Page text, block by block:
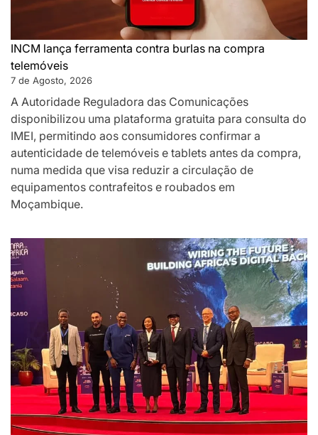
INCM lança ferramenta contra burlas na compra
telemóveis
7 de Agosto, 2026
A Autoridade Reguladora das Comunicações
disponibilizou uma plataforma gratuita para consulta do
IMEI, permitindo aos consumidores confirmar a
autenticidade de telemóveis e tablets antes da compra,
numa medida que visa reduzir a circulação de
equipamentos contrafeitos e roubados em
Moçambique.